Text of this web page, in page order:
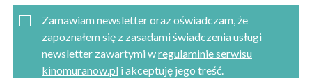
Zamawiam newsletter oraz oświadczam, że
zapoznałem się z zasadami świadczenia usługi
newsletter zawartymi wregulaminie serwisu
kinomuranow.pl i akceptuję jego treść.